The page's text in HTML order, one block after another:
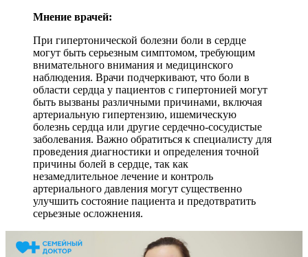
Мнение врачей:
При гипертонической болезни боли в сердце
могут быть серьезным симптомом, требующим
внимательного внимания и медицинского
наблюдения. Врачи подчеркивают, что боли в
области сердца у пациентов с гипертонией могут
быть вызваны различными причинами, включая
артериальную гипертензию, ишемическую
болезнь сердца или другие сердечно-сосудистые
заболевания. Важно обратиться к специалисту для
проведения диагностики и определения точной
причины болей в сердце, так как
незамедлительное лечение и контроль
артериального давления могут существенно
улучшить состояние пациента и предотвратить
серьезные осложнения.